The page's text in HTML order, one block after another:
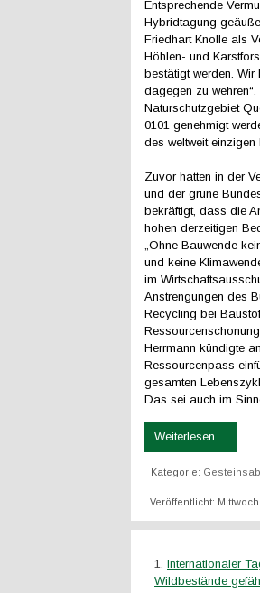
Entsprechende
Hybridtagung
Friedhart Knolle als
Höhlen- und
bestätigt werden. Wir
dagegen zu
Naturschutzgebiet
0101 genehmigt
des weltweit
Zuvor hatten in der
und der grüne
bekräftigt, dass die
hohen derzeitigen
„Ohne Bauwende
und keine
im
Anstrengungen des
Recycling bei
Herrmann kündigte
Ressourcenpass
gesamten
Das sei auch im
Weiterlesen ...
Kategorie:
Veröffentlicht:
Internationaler
Wildbestände